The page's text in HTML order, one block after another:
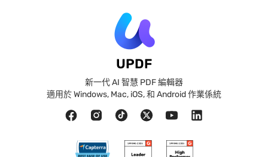
UPDF
新一代 AI 智慧 PDF 編輯器
適用於 Windows, Mac, iOS, 和 Android 作業係統